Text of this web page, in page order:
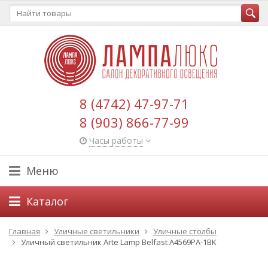
8 (4742) 47-97-71
8 (903) 866-77-99
Часы работы
Меню
Каталог
Главная Уличные светильники
Уличные столбы
Уличный светильник Arte Lamp Belfast A4569PA-1BK